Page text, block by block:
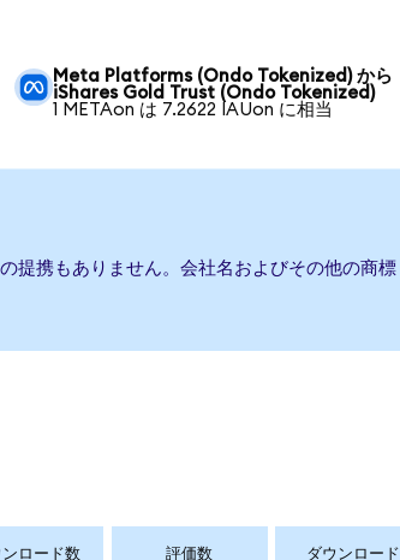
Meta Platforms (Ondo Tokenized) から
iShares Gold Trust (Ondo Tokenized)
1 METAon は 7.2622 IAUon に相当
提携もありません。会社名およびその他の商標
ンロード数 評価数 ダウンロード